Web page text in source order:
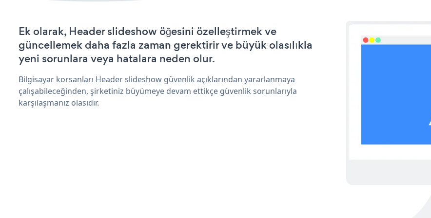
Ek olarak, Header slideshow öğesini özelleştirmek ve
güncellemek daha fazla zaman gerektirir ve büyük olasılıkla
yeni sorunlara veya hatalara neden olur.
Bilgisayar korsanları Header slideshow güvenlik açıklarından yararlanmaya
çalışabileceğinden, şirketiniz büyümeye devam ettikçe güvenlik sorunlarıyla
karşılaşmanız olasıdır.